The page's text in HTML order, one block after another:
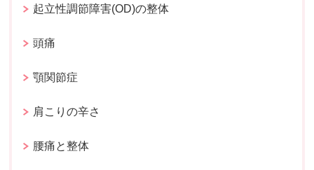
起立性調節障害(OD)の整体
頭痛
顎関節症
肩こりの辛さ
腰痛と整体